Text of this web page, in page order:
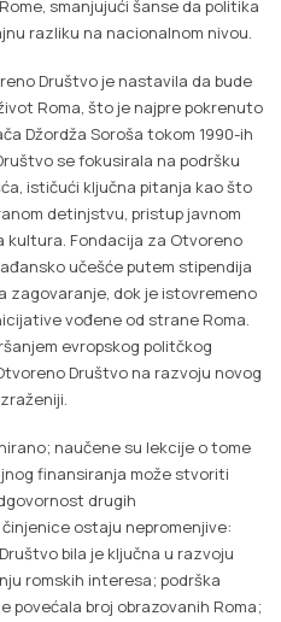
smanjujući šanse da politika
razliku na nacionalnom nivou.
Društvo je nastavila da bude
Roma, što je najpre pokrenuto
Džordža Soroša tokom 1990-ih
se fokusirala na podršku
ističući ključna pitanja kao što
detinjstvu, pristup javnom
kultura. Fondacija za Otvoreno
učešće putem stipendija
zagovaranje, dok je istovremeno
vođene od strane Roma.
evropskog politčkog
Društvo na razvoju novog
naučene su lekcije o tome
finansiranja može stvoriti
drugih
ostaju nepromenjive:
bila je ključna u razvoju
romskih interesa; podrška
povećala broj obrazovanih Roma;